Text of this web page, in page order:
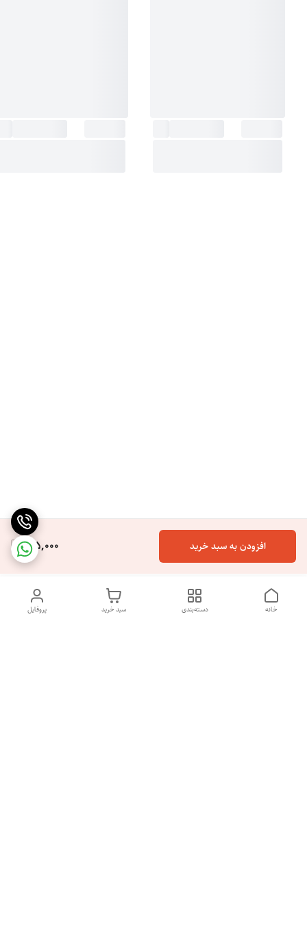
165,000 افزودن به سبد خرید
پروفایل سبد خرید دسته‌بندی خانه